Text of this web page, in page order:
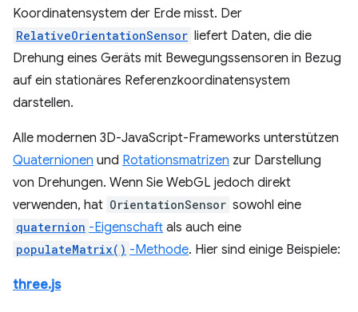
Koordinatensystem der Erde misst. Der
RelativeOrientationSensor liefert Daten, die die
Drehung eines Geräts mit Bewegungssensoren in Bezug
auf ein stationäres Referenzkoordinatensystem
darstellen.
Alle modernen 3D-JavaScript-Frameworks unterstützen
Quaternionen und Rotationsmatrizen zur Darstellung
von Drehungen. Wenn Sie WebGL jedoch direkt
verwenden, hat OrientationSensor sowohl eine
quaternion -Eigenschaft als auch eine
populateMatrix() -Methode. Hier sind einige Beispiele:
three.js